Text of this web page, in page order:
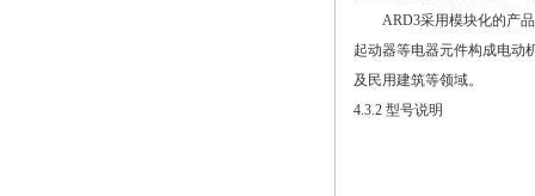
ARD3采用模块化的产品
起动器等电器元件构成电动
及民用建筑等领域。
4.3.2 型号说明